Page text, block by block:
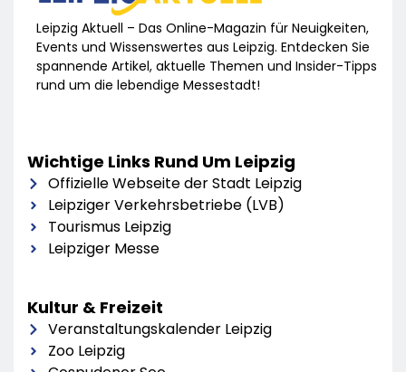
Leipzig Aktuell – Das Online-Magazin für Neuigkeiten,
Events und Wissenswertes aus Leipzig. Entdecken Sie
spannende Artikel, aktuelle Themen und Insider-Tipps
rund um die lebendige Messestadt!
Wichtige Links Rund Um Leipzig
Offizielle Webseite der Stadt Leipzig
Leipziger Verkehrsbetriebe (LVB)
Tourismus Leipzig
Leipziger Messe
Kultur & Freizeit
Veranstaltungskalender Leipzig
Zoo Leipzig